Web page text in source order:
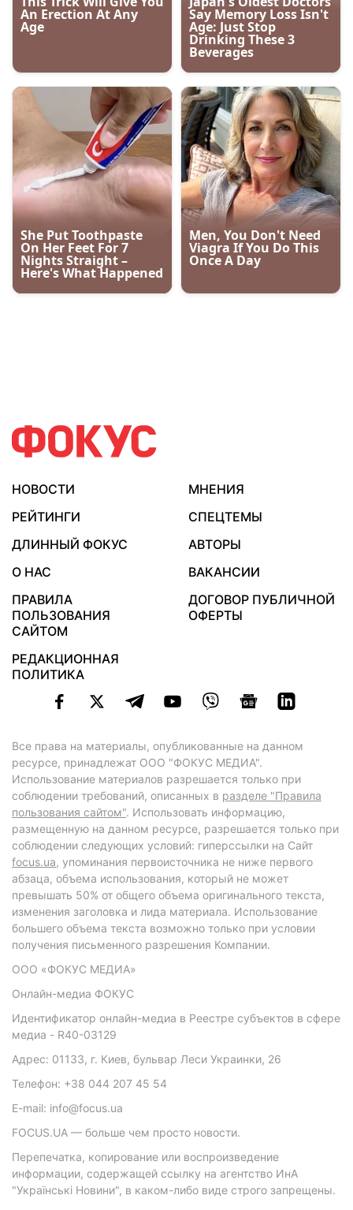
НОВОСТИ
МНЕНИЯ
РЕЙТИНГИ
СПЕЦТЕМЫ
ДЛИННЫЙ ФОКУС
АВТОРЫ
О НАС
ВАКАНСИИ
ПРАВИЛА
ПОЛЬЗОВАНИЯ
САЙТОМ
ДОГОВОР ПУБЛИЧНОЙ
ОФЕРТЫ
РЕДАКЦИОННАЯ
ПОЛИТИКА
Все права на материалы, опубликованные на данном
ресурсе, принадлежат ООО "ФОКУС МЕДИА".
Использование материалов разрешается только при
соблюдении требований, описанных в разделе "Правила
пользования сайтом". Использовать информацию,
размещенную на данном ресурсе, разрешается только при
соблюдении следующих условий: гиперссылки на Сайт
focus.ua, упоминания первоисточника не ниже первого
абзаца, объема использования, который не может
превышать 50% от общего объема оригинального текста,
изменения заголовка и лида материала. Использование
большего объема текста возможно только при условии
получения письменного разрешения Компании.
ООО «ФОКУС МЕДИА»
Онлайн-медиа ФОКУС
Идентификатор онлайн-медиа в Реестре субъектов в сфере
медиа - R40-03129
Адрес: 01133, г. Киев, бульвар Леси Украинки, 26
Телефон: +38 044 207 45 54
E-mail: info@focus.ua
FOCUS.UA — больше чем просто новости.
Перепечатка, копирование или воспроизведение
информации, содержащей ссылку на агентство ИнА
"Українські Новини", в каком-либо виде строго запрещены.